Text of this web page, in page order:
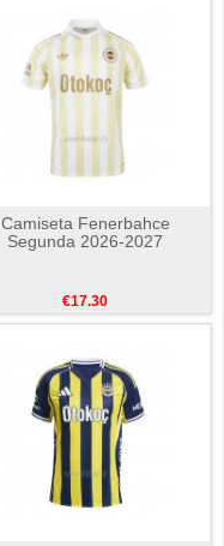
Camiseta Fenerbahce
Segunda 2026-2027
€17.30